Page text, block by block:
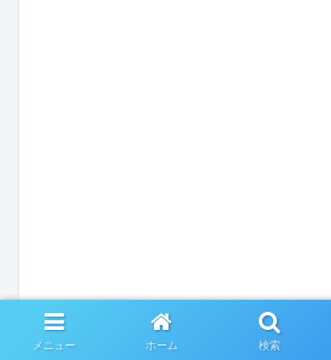
メニュー ホーム 検索